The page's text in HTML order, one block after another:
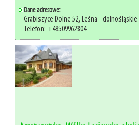
Dane adresowe:
Grabiszyce Dolne 52, Leśna - dolnośląskie
Telefon: +48509962304